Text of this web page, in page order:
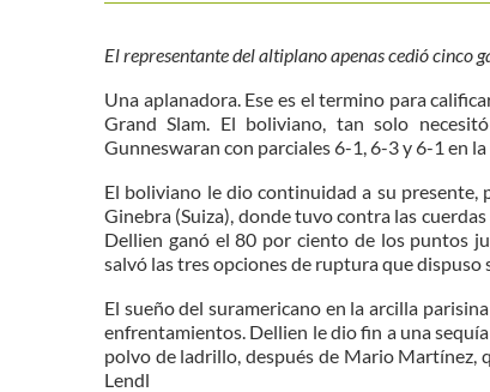
El representante del altiplano apenas cedió cinco
Una aplanadora. Ese es el termino para
Grand Slam. El boliviano, tan solo
Gunneswaran con parciales 6-1, 6-3 y 6-1 en
El boliviano le dio continuidad a su presente,
Ginebra (Suiza), donde tuvo contra las
Dellien ganó el 80 por ciento de los puntos
salvó las tres opciones de ruptura que dispuso
El sueño del suramericano en la arcilla
enfrentamientos. Dellien le dio fin a una
polvo de ladrillo, después de Mario Martínez,
Lendl